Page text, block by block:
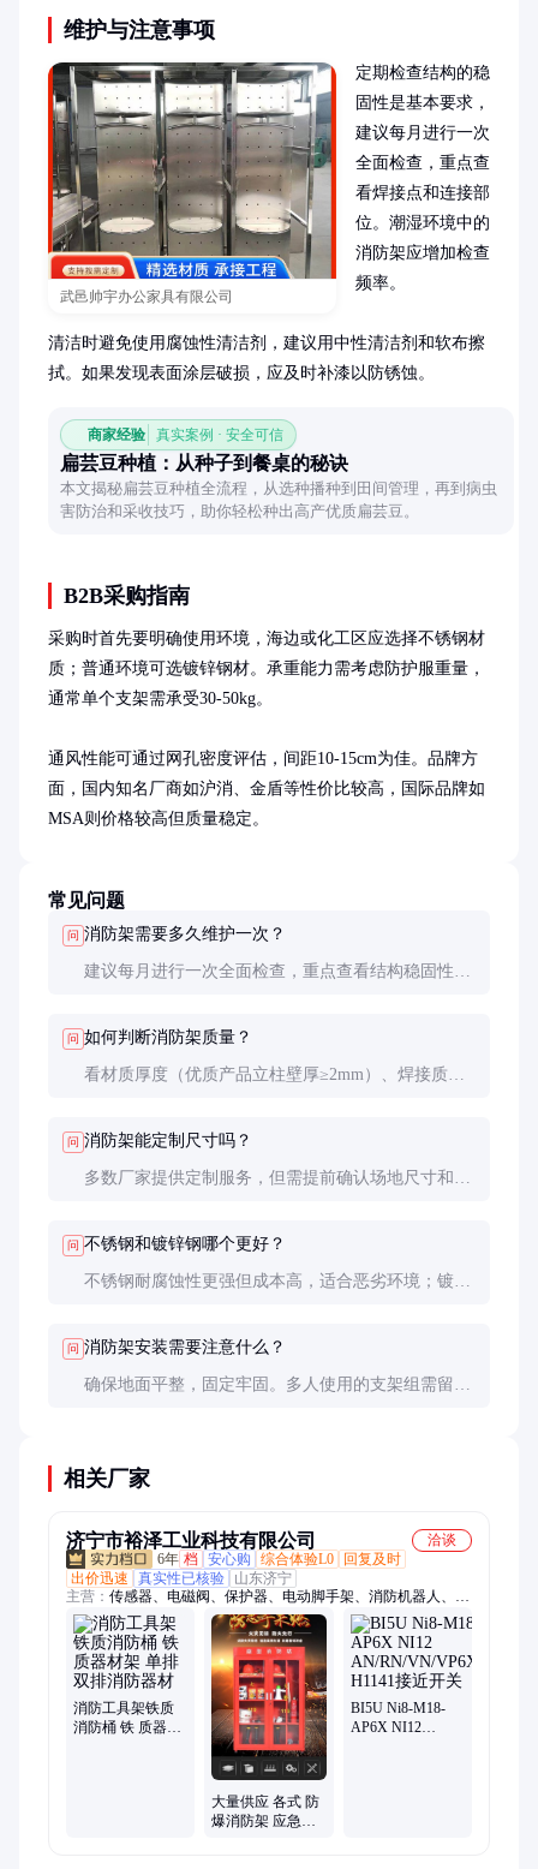
维护与注意事项
武邑帅宇办公家具有限公司
定期检查结构的稳
固性是基本要求，
建议每月进行一次
全面检查，重点查
看焊接点和连接部
位。潮湿环境中的
消防架应增加检查
频率。
清洁时避免使用腐蚀性清洁剂，建议用中性清洁剂和软布擦
拭。如果发现表面涂层破损，应及时补漆以防锈蚀。
商家经验 真实案例 · 安全可信
扁芸豆种植：从种子到餐桌的秘诀
本文揭秘扁芸豆种植全流程，从选种播种到田间管理，再到病虫
害防治和采收技巧，助你轻松种出高产优质扁芸豆。
B2B采购指南
采购时首先要明确使用环境，海边或化工区应选择不锈钢材
质；普通环境可选镀锌钢材。承重能力需考虑防护服重量，
通常单个支架需承受30-50kg。
通风性能可通过网孔密度评估，间距10-15cm为佳。品牌方
面，国内知名厂商如沪消、金盾等性价比较高，国际品牌如
MSA则价格较高但质量稳定。
常见问题
问 消防架需要多久维护一次？
建议每月进行一次全面检查，重点查看结构稳固性和
问 如何判断消防架质量？
看材质厚度（优质产品立柱壁厚≥2mm）、焊接质
问 消防架能定制尺寸吗？
多数厂家提供定制服务，但需提前确认场地尺寸和防
问 不锈钢和镀锌钢哪个更好？
不锈钢耐腐蚀性更强但成本高，适合恶劣环境；镀锌
问 消防架安装需要注意什么？
确保地面平整，固定牢固。多人使用的支架组需留有
相关厂家
济宁市裕泽工业科技有限公司
洽谈
6年 档 安心购 综合体验L0
回复及时
出价迅速
真实性已核验
山东济宁
主营： 传感器、电磁阀、保护器、电动脚手架、消防机器人、消
防器材、地磅、装载机电子秤、机械抓手、砌筑升降平台、光伏
板升降机、内撑吊具、混凝土振动棒、打标机、研磨机、裁切
机、平移门电机、超市防盗门、磨片磨头、滑移机、农业打药
机、履带底盘
消防工具架铁质
消防桶 铁 质器材
大量供应 各式 防
爆消防架 应急物
BI5U Ni8-M18-
AP6X NI12